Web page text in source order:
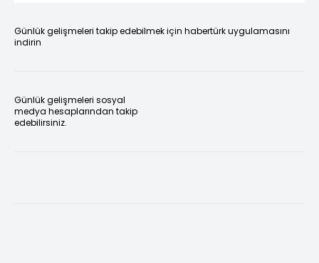
Günlük gelişmeleri takip edebilmek için habertürk uygulamasını
indirin
Günlük gelişmeleri sosyal
medya hesaplarından takip
edebilirsiniz.